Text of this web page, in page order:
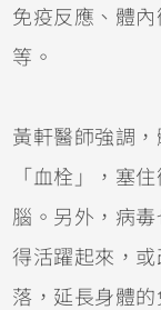
免疫反應、體
等。
黃軒醫師強調
「血栓」，塞
腦。另外，病
得活躍起來，
落，延長身體